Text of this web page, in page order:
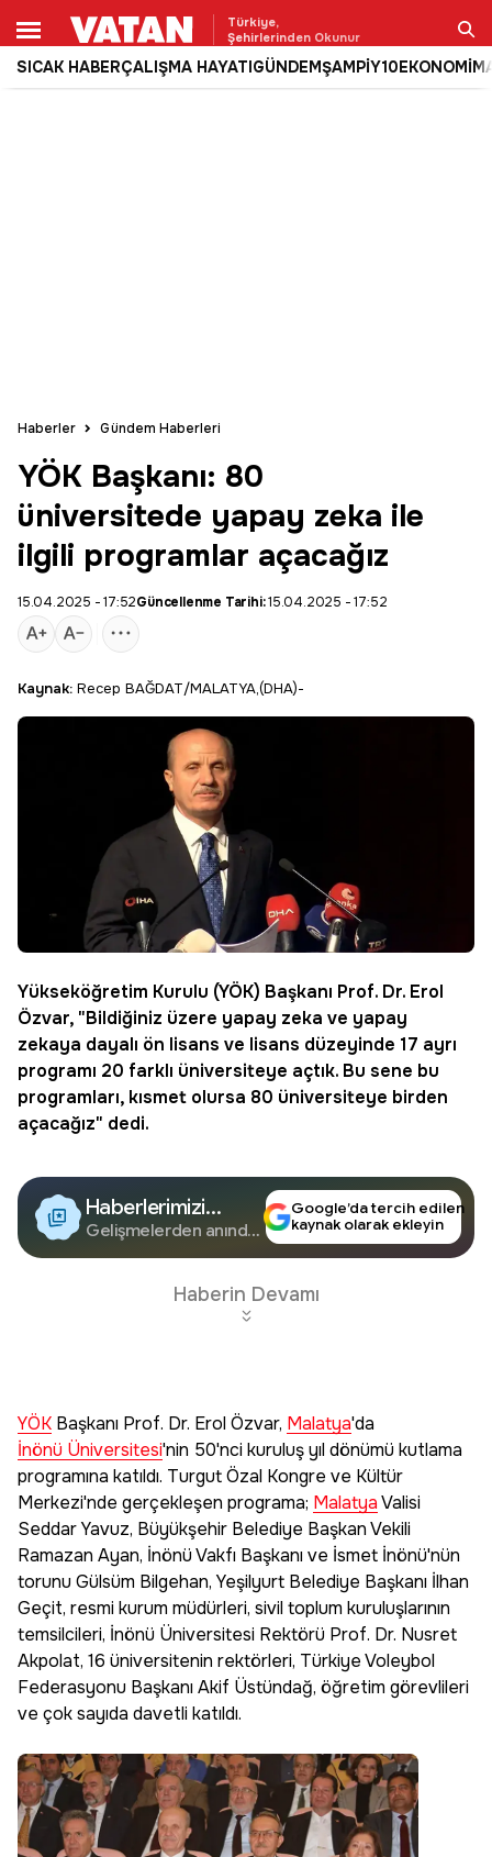
Türkiye,
Şehirlerinden Okunur
SICAK HABERÇALIŞMA HAYATIGÜNDEMŞAMPİY10EKONOMİ
Ara
Haberler Gündem Haberleri
YÖK Başkanı: 80
üniversitede yapay zeka ile
ilgili programlar açacağız
15.04.2025 - 17:52Güncellenme Tarihi:15.04.2025 - 17:52
Kaynak: Recep BAĞDAT/MALATYA,(DHA)-
Yükseköğretim Kurulu (YÖK) Başkanı Prof. Dr. Erol
Özvar, "Bildiğiniz üzere yapay zeka ve yapay
zekaya dayalı ön lisans ve lisans düzeyinde 17 ayrı
programı 20 farklı üniversiteye açtık. Bu sene bu
programları, kısmet olursa 80 üniversiteye birden
açacağız" dedi.
Haberlerimizi
Google'da Takip
Edin
Gelişmelerden anında
Google’da tercih edilen
kaynak olarak ekleyin
Haberin Devamı
YÖK Başkanı Prof. Dr. Erol Özvar, Malatya'da
İnönü Üniversitesi'nin 50'nci kuruluş yıl dönümü kutlama
programına katıldı. Turgut Özal Kongre ve Kültür
Merkezi'nde gerçekleşen programa; MalatyaValisi
Seddar Yavuz, Büyükşehir Belediye Başkan Vekili
Ramazan Ayan, İnönü Vakfı Başkanı ve İsmet İnönü'nün
torunu Gülsüm Bilgehan, Yeşilyurt Belediye Başkanı İlhan
Geçit, resmi kurum müdürleri, sivil toplum kuruluşlarının
temsilcileri, İnönü Üniversitesi Rektörü Prof. Dr. Nusret
Akpolat, 16 üniversitenin rektörleri, Türkiye Voleybol
Federasyonu Başkanı Akif Üstündağ, öğretim görevlileri
ve çok sayıda davetli katıldı.